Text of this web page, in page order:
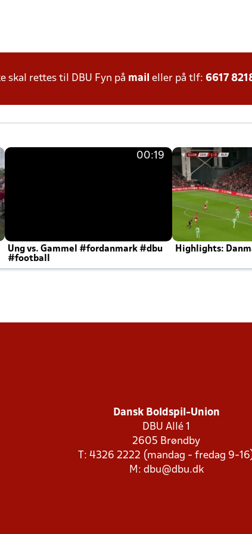
skal rettes til DBU Fyn på mail eller på tlf: 6617
00:19
Ung vs. Gammel #fordanmark #dbu
#football
Highlights:
Dansk Boldspil-Union
DBU Allé 1
2605 Brøndby
T: 4326 2222 (mandag - fredag 9-
M: dbu@dbu.dk